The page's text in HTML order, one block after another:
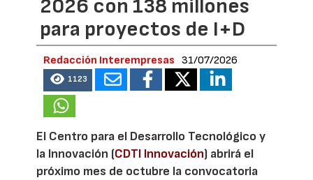
2026 con 138 millones
para proyectos de I+D
Redacción Interempresas 31/07/2026
1123
El Centro para el Desarrollo Tecnológico y
la Innovación (CDTI Innovación) abrirá el
próximo mes de octubre la convocatoria